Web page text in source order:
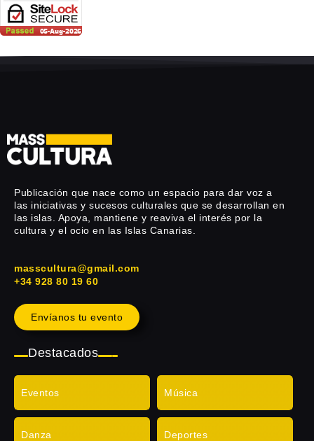
Publicación que nace como un espacio para dar voz a
las iniciativas y sucesos culturales que se desarrollan en
las islas. Apoya, mantiene y reaviva el interés por la
cultura y el ocio en las Islas Canarias.
masscultura@gmail.com
+34 928 80 19 60
Envíanos tu evento
Destacados
Eventos Música
Danza Deportes